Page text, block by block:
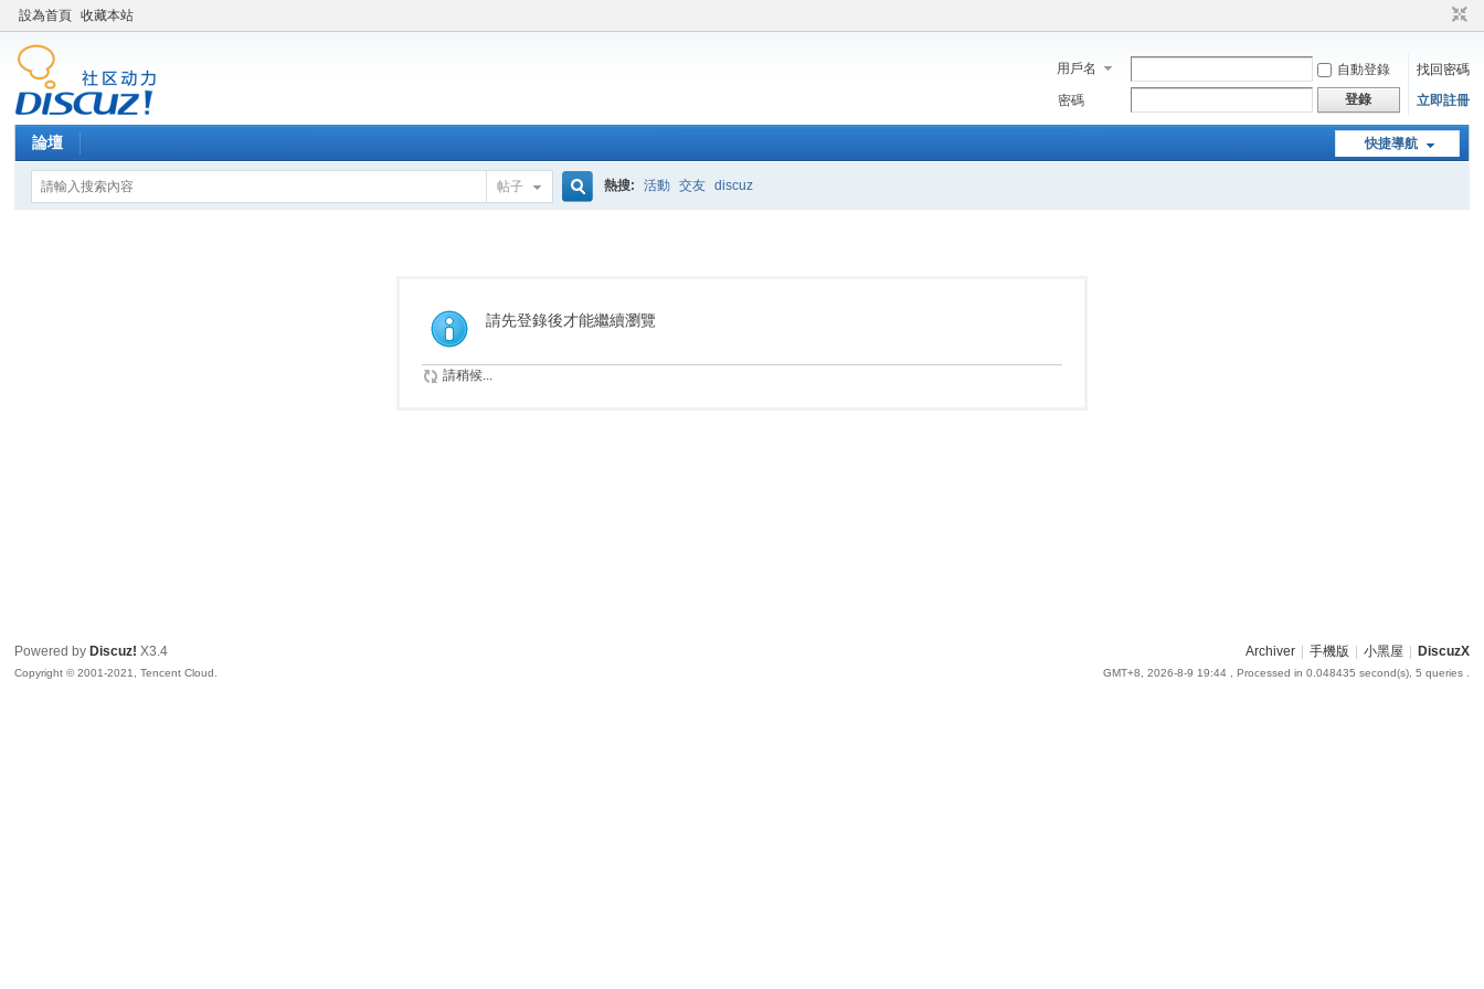
設為首頁 收藏本站
用戶名 自動登錄
找回密碼
密碼
登錄 立即註冊
快捷導航
論壇
帖子
索
熱搜: 活動 交友 discuz
請先登錄後才能繼續瀏覽
請稍候...
Archiver 手機版 小黑屋 DiscuzX
GMT+8, 2026-8-9 19:44, Processed in 0.048435 second(s), 5 queries .
Powered by Discuz! X3.4
Copyright © 2001-2021, Tencent Cloud.